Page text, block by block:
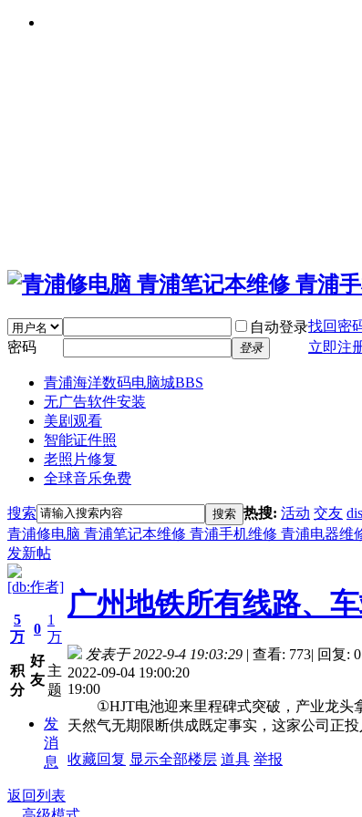
自动登录找回密
密码
登录 立即注
青浦海洋数码电脑城BBS
无广告软件安装
美剧观看
智能证件照
老照片修复
全球音乐免费
搜索 搜索 热搜: 活动 交友
青浦修电脑 青浦笔记本维修 青浦手机维修 青浦电器维
发新帖
[db:作者]
5
万
积
分
0
好
友
1
万
主
题
发
消
息
广州地铁所有线路、
发表于 2022-9-4 19:03:29 | 查看: 773| 回复: 0
2022-09-04 19:00:20
19:00
①HJT电池迎来里程碑式突破，产业龙头拿
天然气无期限断供成既定事实，这家公司正
收藏回复 显示全部楼层 道具 举报
返回列表